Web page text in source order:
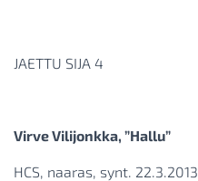
JAETTU SIJA 4
Virve Vilijonkka, ”Hallu”
HCS, naaras, synt. 22.3.2013